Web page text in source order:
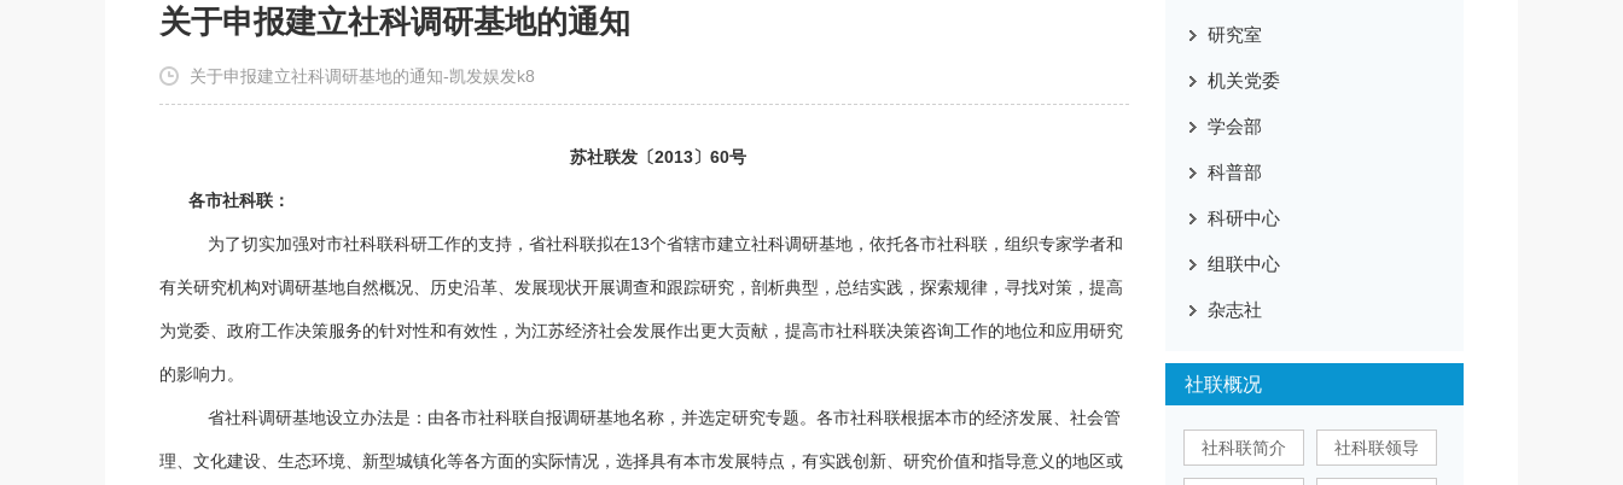
关于申报建立社科调研基地的通知
关于申报建立社科调研基地的通知-凯发娱发k8
苏社联发〔2013〕60号
各市社科联：
为了切实加强对市社科联科研工作的支持，省社科联拟在13个省辖市建立社科调研基地，依托各市社科联，组织专家学者和
有关研究机构对调研基地自然概况、历史沿革、发展现状开展调查和跟踪研究，剖析典型，总结实践，探索规律，寻找对策，提高
为党委、政府工作决策服务的针对性和有效性，为江苏经济社会发展作出更大贡献，提高市社科联决策咨询工作的地位和应用研究
的影响力。
省社科调研基地设立办法是：由各市社科联自报调研基地名称，并选定研究专题。各市社科联根据本市的经济发展、社会管
理、文化建设、生态环境、新型城镇化等各方面的实际情况，选择具有本市发展特点，有实践创新、研究价值和指导意义的地区或
研究室
机关党委
学会部
科普部
科研中心
组联中心
杂志社
社联概况
社科联简介 社科联领导